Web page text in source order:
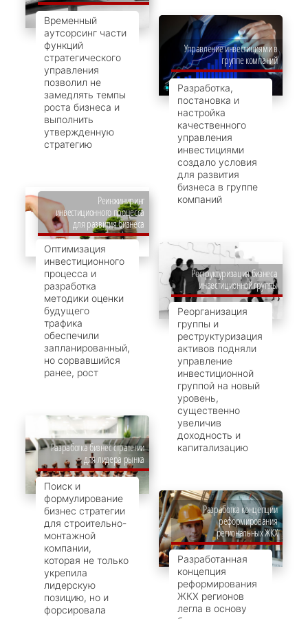
Временный
аутсорсинг части
функций
стратегического
управления
позволил не
замедлять темпы
роста бизнеса и
выполнить
утвержденную
стратегию
Управление инвестициями в
группе компаний
Разработка,
постановка и
настройка
качественного
управления
инвестициями
создало условия
для развития
бизнеса в группе
компаний
Реинжиниринг
инвестиционного процесса
для развития бизнеса
Оптимизация
инвестиционного
процесса и
разработка
методики оценки
будущего
трафика
обеспечили
запланированный,
но сорвавшийся
ранее, рост
Реструктуризация бизнеса
инвестиционной группы
Реорганизация
группы и
реструктуризация
активов подняли
управление
инвестиционной
группой на новый
уровень,
существенно
увеличив
доходность и
капитализацию
Разработка бизнес стратегии
для лидера рынка
Поиск и
формулирование
бизнес стратегии
для строительно-
монтажной
компании,
которая не только
укрепила
лидерскую
позицию, но и
форсировала
Разработка концепции
реформирования
региональных ЖКХ
Разработанная
концепция
реформирования
ЖКХ регионов
легла в основу